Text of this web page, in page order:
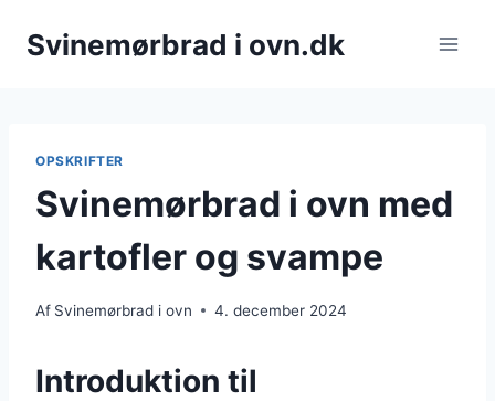
Svinemørbrad i ovn.dk
OPSKRIFTER
Svinemørbrad i ovn med
kartofler og svampe
Af Svinemørbrad i ovn 4. december 2024
Introduktion til